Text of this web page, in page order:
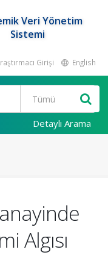
Veri Yönetim
Sistemi
Girişi English
Detaylı Arama
Algısı